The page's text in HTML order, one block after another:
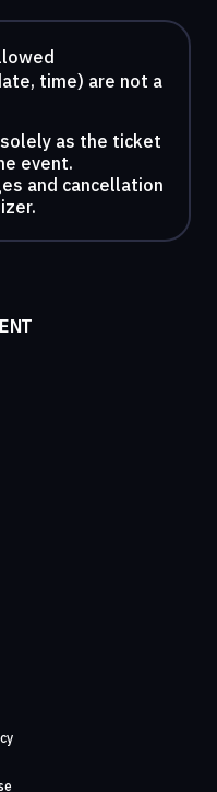
time) are not a
as the ticket
event.
and cancellation